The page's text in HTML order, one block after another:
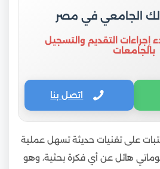
الجامعي في مصر
إجراءات التقديم والتسجيل
بالجامعات
اتصل بنا
على تقنيات حديثة تسهل عملية
هائل عن أي فكرة بحثية، وهو